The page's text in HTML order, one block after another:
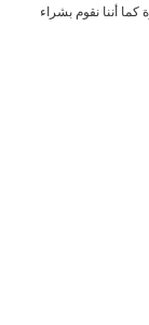
أننا نقوم بشراء